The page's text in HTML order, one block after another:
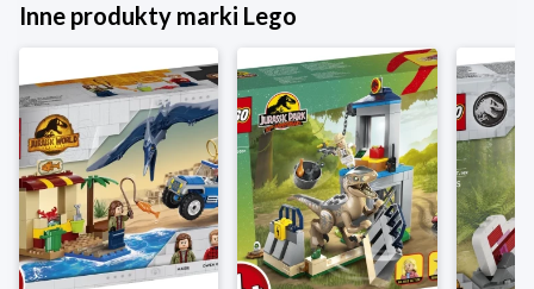
Inne produkty marki Lego